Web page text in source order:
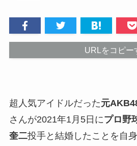
URLをコピー
超人気アイドルだった元
さんが2021年1月5日にプロ野
奎二投手と結婚したことを自